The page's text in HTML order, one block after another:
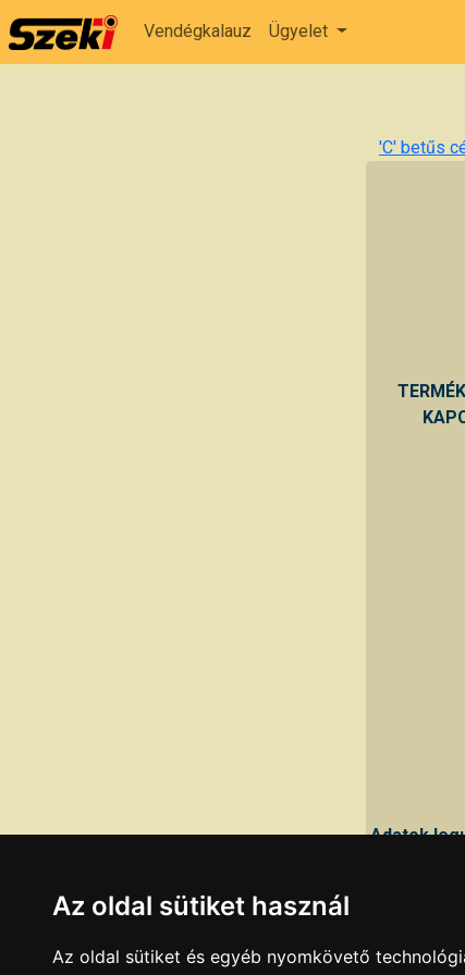
Vendégkalauz Ügyelet
'C' betűs
Adatok
Az oldal sütiket használ
Az oldal sütiket és egyéb nyomkövető